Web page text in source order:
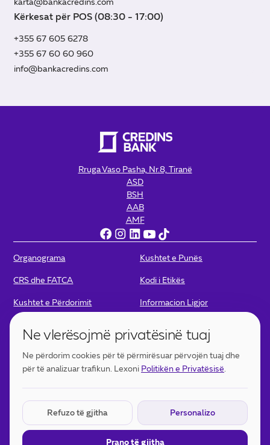
Kërkesat për POS (08:30 - 17:00)
+355 67 605 6278
+355 67 60 60 960
info@bankacredins.com
Rruga Vaso Pasha, Nr.8, Tiranë
ASD
BSH
AAB
AMF
Organograma Kushtet e Punës
CRS dhe FATCA Kodi i Etikës
Kushtet e Përdorimit Informacion Ligjor
përdorimit
Privatësisë
Ne vlerësojmë privatësinë tuaj
Ne përdorim cookies për të përmirësuar përvojën tuaj dhe
për të analizuar trafikun. Lexoni Politikën e Privatësisë.
Cookies Thelbësore E DETYRUESHME
Të nevojshme për funksionimin e faqes. Nuk mund të
çaktivizohen.
Refuzo të gjitha Personalizo
Prano të gjitha